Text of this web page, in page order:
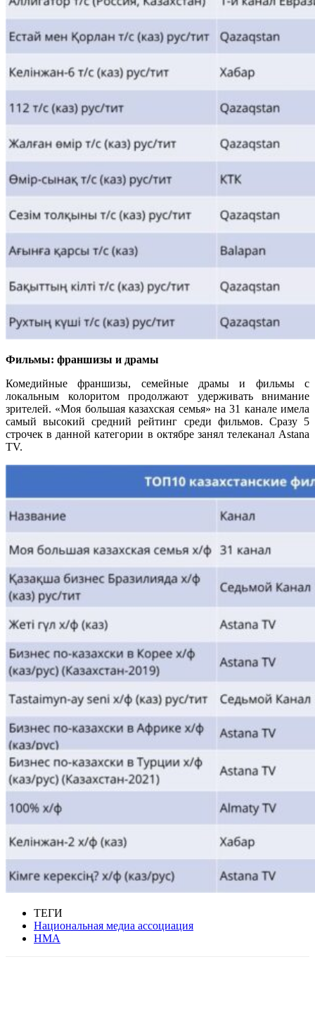
Фильмы: франшизы и драмы
Комедийные франшизы, семейные драмы и фильмы с
локальным колоритом продолжают удерживать внимание
зрителей. «Моя большая казахская семья» на 31 канале имела
самый высокий средний рейтинг среди фильмов. Сразу 5
строчек в данной категории в октябре занял телеканал Astana
TV.
ТЕГИ
Национальная медиа ассоциация
НМА